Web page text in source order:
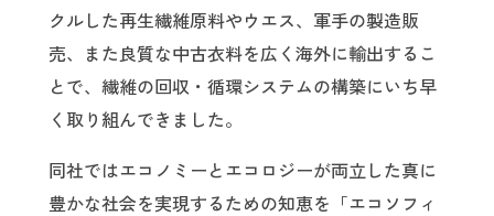
クルした再生繊維原料やウエス、軍手の製造販
売、また良質な中古衣料を広く海外に輸出するこ
とで、繊維の回収・循環システムの構築にいち早
く取り組んできました。
同社ではエコノミー と エコロジーが両立した真に
豊かな社会を実現するための知恵を「エコソフィ